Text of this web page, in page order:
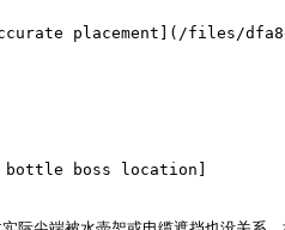
placement](/files/
boss location]